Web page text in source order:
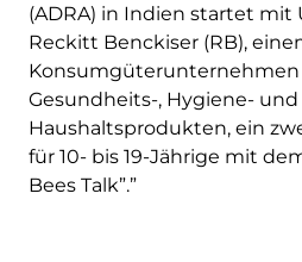
(ADRA) in Indien startet
Reckitt Benckiser (RB),
Konsumgüterunternehmen
Gesundheits-, Hygiene- und
Haushaltsprodukten, ein
für 10- bis 19-Jährige mit
Bees Talk”.”